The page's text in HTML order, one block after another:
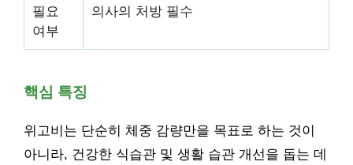
필요
여부
의사의 처방 필수
핵심 특징
위고비는 단순히 체중 감량만을 목표로 하는 것이
아니라, 건강한 식습관 및 생활 습관 개선을 돕는 데